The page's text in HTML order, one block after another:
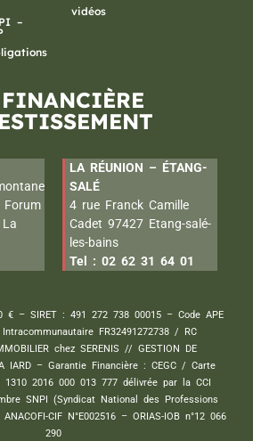
–
vidéos
Forum
LA RÉUNION – ÉTANG-
SALÉ
4 rue Franck Camille
Cadet 97427 Etang-salé-
les-bains
Tel : 02 62 31 64 01
€ – SIRET : 491 272 738 00015 – Code APE
FR32491272738 / RC
chez SERENIS // GESTION DE
IARD – Garantie Financière : CEGC / Carte
1310 2016 000 013 777 délivrée par la CCI
SNPI (Syndicat National des Professions
CIF N°E002516 – ORIAS-IOB n°12 066
290